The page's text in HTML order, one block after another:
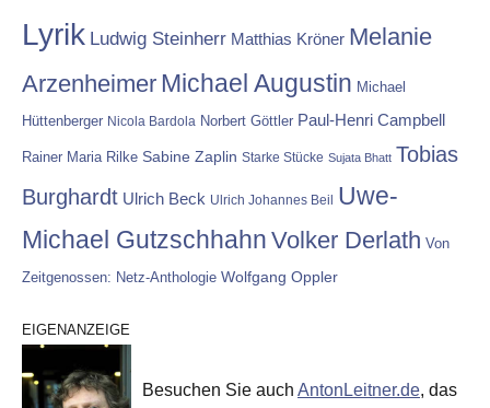
Lyrik Ludwig Steinherr Matthias Kröner Melanie
Arzenheimer Michael Augustin Michael
Hüttenberger Nicola Bardola Norbert Göttler Paul-Henri Campbell
Rainer Maria Rilke Sabine Zaplin Starke Stücke Sujata Bhatt Tobias
Burghardt Ulrich Beck Ulrich Johannes Beil Uwe-
Michael Gutzschhahn Volker Derlath Von
Zeitgenossen: Netz-Anthologie Wolfgang Oppler
EIGENANZEIGE
Besuchen Sie auch AntonLeitner.de, das